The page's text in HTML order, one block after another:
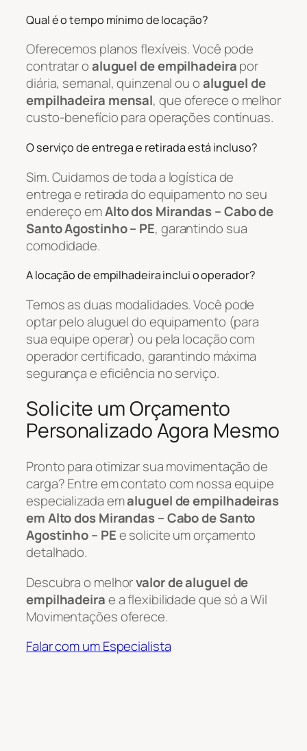
Qual é o tempo mínimo de locação?
Oferecemos planos flexíveis. Você pode
contratar oaluguel de empilhadeirapor
diária, semanal, quinzenal ou oaluguel de
empilhadeira mensal, que oferece o melhor
custo-benefício para operações contínuas.
O serviço de entrega e retirada está incluso?
Sim. Cuidamos de toda a logística de
entrega e retirada do equipamento no seu
endereço emAlto dos Mirandas – Cabo de
Santo Agostinho – PE, garantindo sua
comodidade.
A locação de empilhadeira inclui o operador?
Temos as duas modalidades. Você pode
optar pelo aluguel do equipamento (para
sua equipe operar) ou pela locação com
operador certificado, garantindo máxima
segurança e eficiência no serviço.
Solicite um Orçamento
Personalizado Agora Mesmo
Pronto para otimizar sua movimentação de
carga? Entre em contato com nossa equipe
especializada emaluguel de empilhadeiras
em Alto dos Mirandas – Cabo de Santo
Agostinho – PEe solicite um orçamento
detalhado.
Descubra o melhorvalor de aluguel de
empilhadeirae a flexibilidade que só a Wil
Movimentações oferece.
Falar com um Especialista